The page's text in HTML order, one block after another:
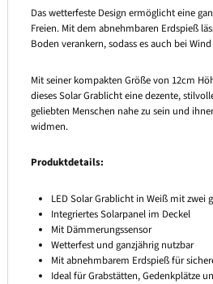
Das wetterfeste Design ermöglicht eine
Freien. Mit dem abnehmbaren Erdspieß
Boden verankern, sodass es auch bei
Mit seiner kompakten Größe von 12cm
dieses Solar Grablicht eine dezente,
geliebten Menschen nahe zu sein und
widmen.
Produktdetails:
LED Solar Grablicht in Weiß mit zwei
Integriertes Solarpanel im Deckel
Mit Dämmerungssensor
Wetterfest und ganzjährig nutzbar
Mit abnehmbarem Erdspieß für
Ideal für Grabstätten, Gedenkplätze